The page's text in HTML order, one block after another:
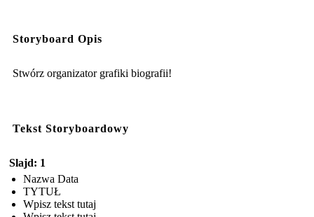
Storyboard Opis
Stwórz organizator grafiki biografii!
Tekst Storyboardowy
Slajd: 1
Nazwa Data
TYTUŁ
Wpisz tekst tutaj